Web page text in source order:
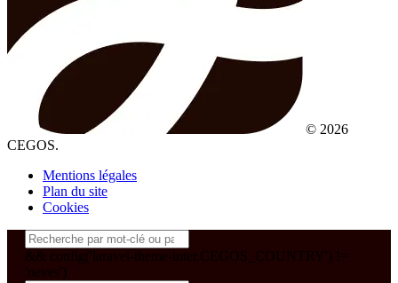
© 2026
CEGOS.
Mentions légales
Plan du site
Cookies
&& config('laravel-theme-inter.CEGOS_COUNTRY') !=
'neves')